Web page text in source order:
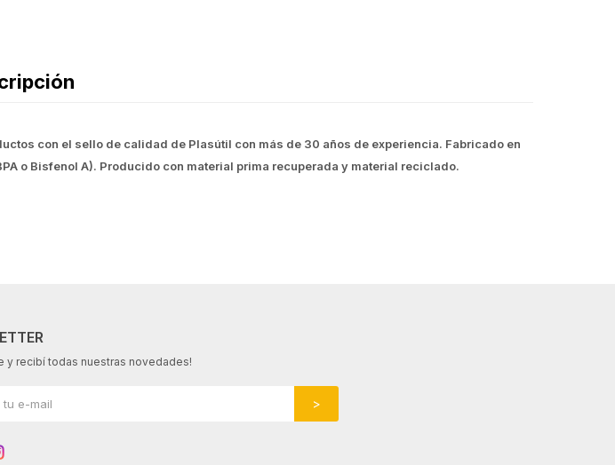
con el sello de calidad de Plasútil con más de 30 años de experiencia. Fabricado en
o Bisfenol A). Producido con material prima recuperada y material reciclado.
y recibí todas nuestras novedades!